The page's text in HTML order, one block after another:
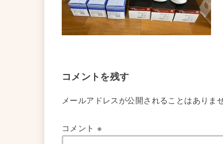
コメントを残す
メールアドレスが公開されることはありませ
コメント※